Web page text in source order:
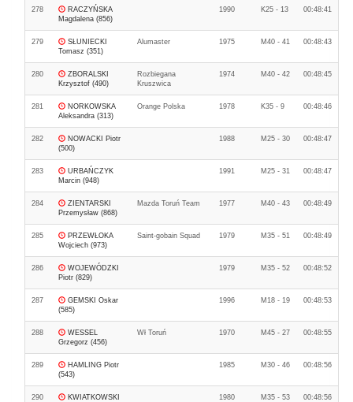
278
RACZYŃSKA
Magdalena (856)
1990 K25 - 13 00:48:41
279
SŁUNIECKI
Tomasz (351)
Alumaster 1975 M40 - 41 00:48:43
280
ZBORALSKI
Krzysztof (490)
Rozbiegana
Kruszwica
1974 M40 - 42 00:48:45
281
NORKOWSKA
Aleksandra (313)
Orange Polska 1978 K35 - 9 00:48:46
282
NOWACKI Piotr
(500)
1988 M25 - 30 00:48:47
283
URBAŃCZYK
Marcin (948)
1991 M25 - 31 00:48:47
284
ZIENTARSKI
Przemysław (868)
Mazda Toruń Team 1977 M40 - 43 00:48:49
285
PRZEWŁOKA
Wojciech (973)
Saint-gobain Squad 1979 M35 - 51 00:48:49
286
WOJEWÓDZKI
Piotr (829)
1979 M35 - 52 00:48:52
287
GEMSKI Oskar
(585)
1996 M18 - 19 00:48:53
288
WESSEL
Grzegorz (456)
Wł Toruń 1970 M45 - 27 00:48:55
289
HAMLING Piotr
(543)
1985 M30 - 46 00:48:56
290
KWIATKOWSKI
1980 M35 - 53 00:48:56